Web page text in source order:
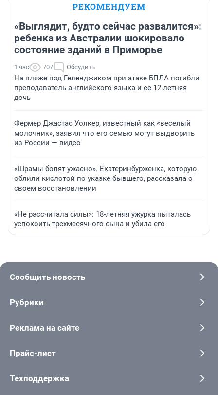
РЕКОМЕНДУЕМ
«Выглядит, будто сейчас развалится»:
ребенка из Австралии шокировало
состояние зданий в Приморье
1 час 707 Обсудить
На пляже под Геленджиком при атаке БПЛА погибли
преподаватель английского языка и ее 12-летняя
дочь
Фермер Джастас Уолкер, известный как «веселый
молочник», заявил что его семью могут выдворить
из России — видео
«Шрамы болят ужасно». Екатеринбурженка, которую
облили кислотой по указке бывшего, рассказала о
своем восстановлении
«Не рассчитала силы»: 18-летняя ужурка пыталась
успокоить трехмесячного сына и убила его
Сообщить новость
Рубрики
Реклама на сайте
Прайс-лист
Техподдержка